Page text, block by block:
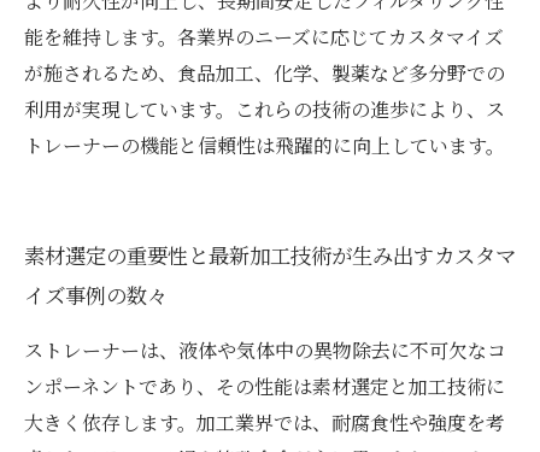
能を維持します。各業界のニーズに応じてカスタマイズ
が施されるため、食品加工、化学、製薬など多分野での
利用が実現しています。これらの技術の進歩により、ス
トレーナーの機能と信頼性は飛躍的に向上しています。
素材選定の重要性と最新加工技術が生み出すカスタマ
イズ事例の数々
ストレーナーは、液体や気体中の異物除去に不可欠なコ
ンポーネントであり、その性能は素材選定と加工技術に
大きく依存します。加工業界では、耐腐食性や強度を考